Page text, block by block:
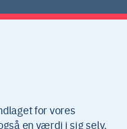
for vores
en værdi i sig selv.